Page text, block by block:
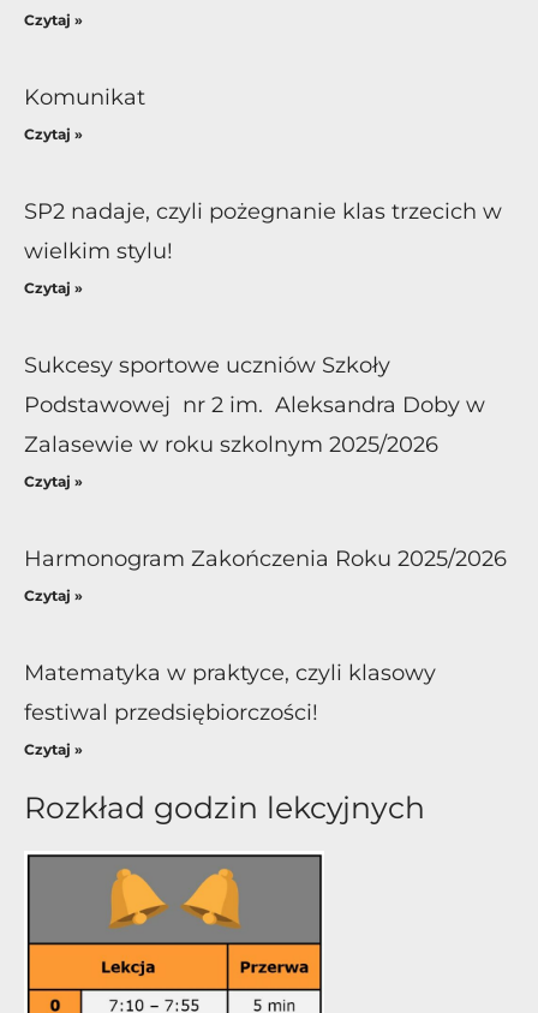
Czytaj »
Komunikat
Czytaj »
SP2 nadaje, czyli pożegnanie klas trzecich w
wielkim stylu!
Czytaj »
Sukcesy sportowe uczniów Szkoły
Podstawowej nr 2 im. Aleksandra Doby w
Zalasewie w roku szkolnym 2025/2026
Czytaj »
Harmonogram Zakończenia Roku 2025/2026
Czytaj »
Matematyka w praktyce, czyli klasowy
festiwal przedsiębiorczości!
Czytaj »
Rozkład godzin lekcyjnych